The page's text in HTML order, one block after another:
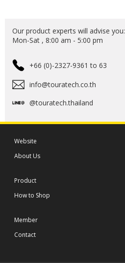
Our product experts will advise you:
Mon-Sat , 8:00 am - 5:00 pm
+66 (0)-2327-9361 to 63
info@touratech.co.th
@touratech.thailand
Website
About Us
Product
How to Shop
Member
Contact